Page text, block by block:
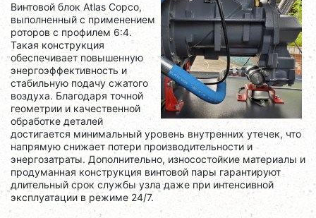
Винтовой блок Atlas Copco,
выполненный с применением
роторов с профилем 6:4.
Такая конструкция
обеспечивает повышенную
энергоэффективность и
стабильную подачу сжатого
воздуха. Благодаря точной
геометрии и качественной
обработке деталей
достигается минимальный уровень внутренних утечек, что
напрямую снижает потери производительности и
энергозатраты. Дополнительно, износостойкие материалы и
продуманная конструкция винтовой пары гарантируют
длительный срок службы узла даже при интенсивной
эксплуатации в режиме 24/7.